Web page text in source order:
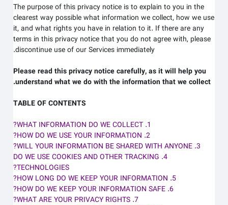
The purpose of this privacy notice is to explain to you in the
clearest way possible what information we collect, how we use
it, and what rights you have in relation to it. If there are any
terms in this privacy notice that you do not agree with, please
discontinue use of our Services immediately.
Please read this privacy notice carefully, as it will help you
understand what we do with the information that we collect.
TABLE OF CONTENTS
4. DO WE USE COOKIES AND OTHER TRACKING
TECHNOLOGIES?